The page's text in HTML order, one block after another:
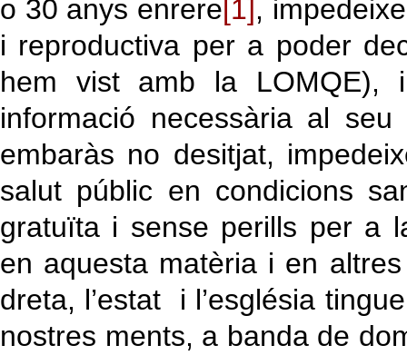
o 30 anys enrere [1] ,
i reproductiva per a poder
hem vist amb la LOMQE),
informació necessària al
embaràs no desitjat,
salut públic en condicions
gratuïta i sense perills per a
en aquesta matèria i en
dreta, l’estat i l’església
nostres ments, a banda de